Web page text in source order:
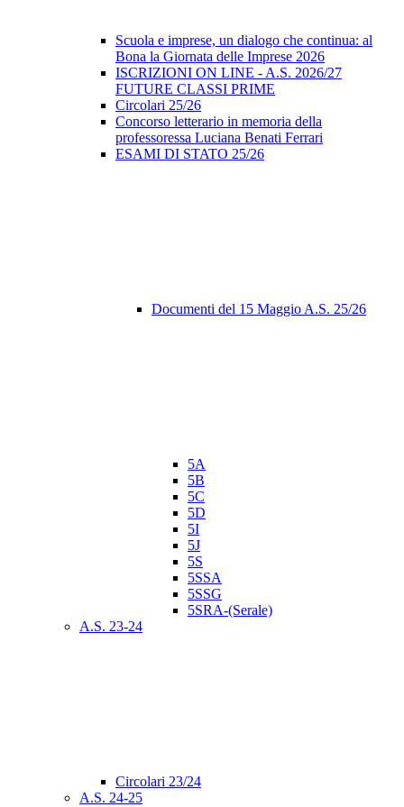
Scuola e imprese, un dialogo che continua: al
Bona la Giornata delle Imprese 2026
ISCRIZIONI ON LINE - A.S. 2026/27
FUTURE CLASSI PRIME
Circolari 25/26
Concorso letterario in memoria della
professoressa Luciana Benati Ferrari
ESAMI DI STATO 25/26
Documenti del 15 Maggio A.S. 25/26
5A
5B
5C
5D
5I
5J
5S
5SSA
5SSG
5SRA-(Serale)
A.S. 23-24
Circolari 23/24
A.S. 24-25